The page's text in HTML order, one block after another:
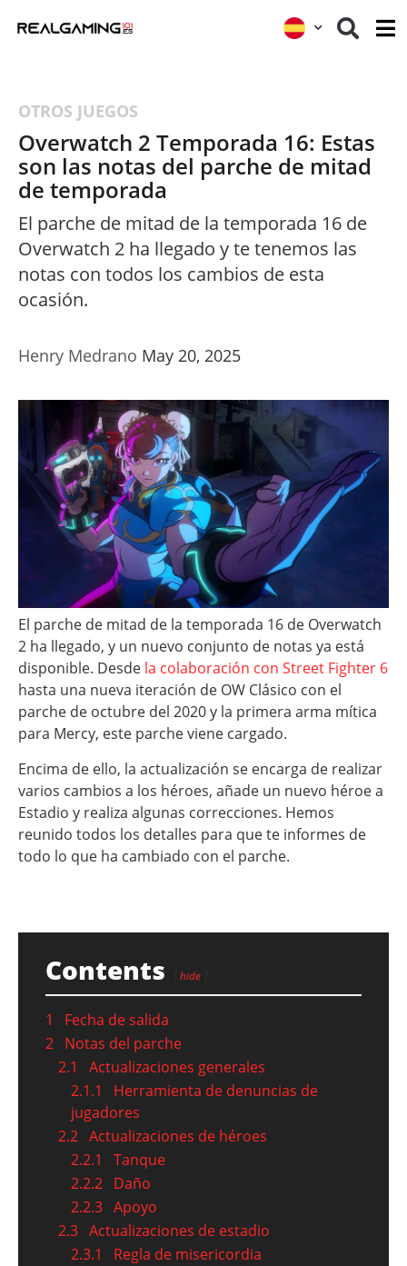
OTROS JUEGOS
Overwatch 2 Temporada 16: Estas
son las notas del parche de mitad
de temporada
El parche de mitad de la temporada 16 de
Overwatch 2 ha llegado y te tenemos las
notas con todos los cambios de esta
ocasión.
Henry Medrano May 20, 2025
El parche de mitad de la temporada 16 de Overwatch
2 ha llegado, y un nuevo conjunto de notas ya está
disponible. Desde la colaboración con Street Fighter 6
hasta una nueva iteración de OW Clásico con el
parche de octubre del 2020 y la primera arma mítica
para Mercy, este parche viene cargado.
Encima de ello, la actualización se encarga de realizar
varios cambios a los héroes, añade un nuevo héroe a
Estadio y realiza algunas correcciones. Hemos
reunido todos los detalles para que te informes de
todo lo que ha cambiado con el parche.
Contents hide
1
Fecha de salida
2 Notas del parche
2.1
Actualizaciones generales
2.1.1
Herramienta de denuncias de
jugadores
2.2 Actualizaciones de héroes
2.2.1
Tanque
2.2.2 Daño
2.2.3 Apoyo
2.3 Actualizaciones de estadio
2.3.1
Regla de misericordia